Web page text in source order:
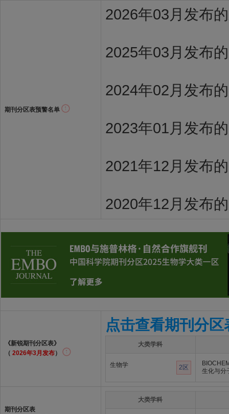
期刊分区表预警名单
2026年03月发布
2025年03月发布
2024年02月发布
2023年01月发布
2021年12月发布
2020年12月发布
《新锐期刊分区表》
（ 2026年3月发布）
点击查看期刊分区
大类学科
生物学 2区
生化与分
期刊分区表
大类学科